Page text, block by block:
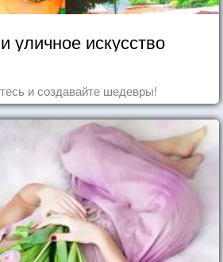
уличное искусство
и создавайте шедевры!